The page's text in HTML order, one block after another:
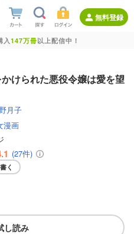
無料登録
入147万冊以上配信中！
けられた悪役令嬢は愛を望
月子
漫画
(27件)
く
し読み